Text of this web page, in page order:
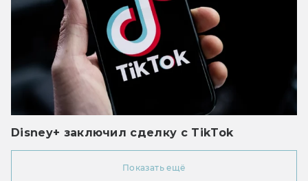
Disney+ заключил сделку с TikTok
Показать ещё